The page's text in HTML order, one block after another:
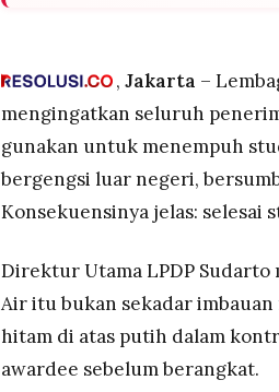
kewajiban pengabdian dan
pemblokiran akses program,
di antaranya.
Sebanyak 36 alumni lainnya
dugaan pelanggaran serupa,
, Jakarta –
mengingatkan seluruh
gunakan untuk menempuh
bergengsi luar negeri,
Konsekuensinya jelas: selesai
Direktur Utama LPDP Sudarto
Air itu bukan sekadar
hitam di atas putih dalam
awardee sebelum berangkat.